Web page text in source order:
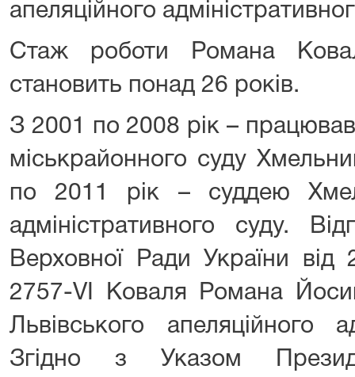
апеляційного
Стаж роботи Романа
становить понад 26 років.
З 2001 по 2008 рік –
міськрайонного суду
по 2011 рік – суддею
адміністративного суду.
Верховної Ради України
2757-VI Коваля Романа
Львівського апеляційного
Згідно з Указом